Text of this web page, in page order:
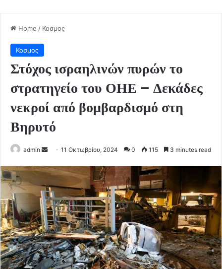
Home / Κοσμος
Κοσμος
Στόχος ισραηλινών πυρών το
στρατηγείο του ΟΗΕ – Δεκάδες
νεκροί από βομβαρδισμό στη
Βηρυτό
admin
Send
email
11 Οκτωβρίου, 2024 0 115 3 minutes read